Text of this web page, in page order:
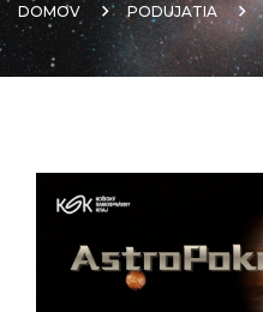
DOMOV PODUJATIA